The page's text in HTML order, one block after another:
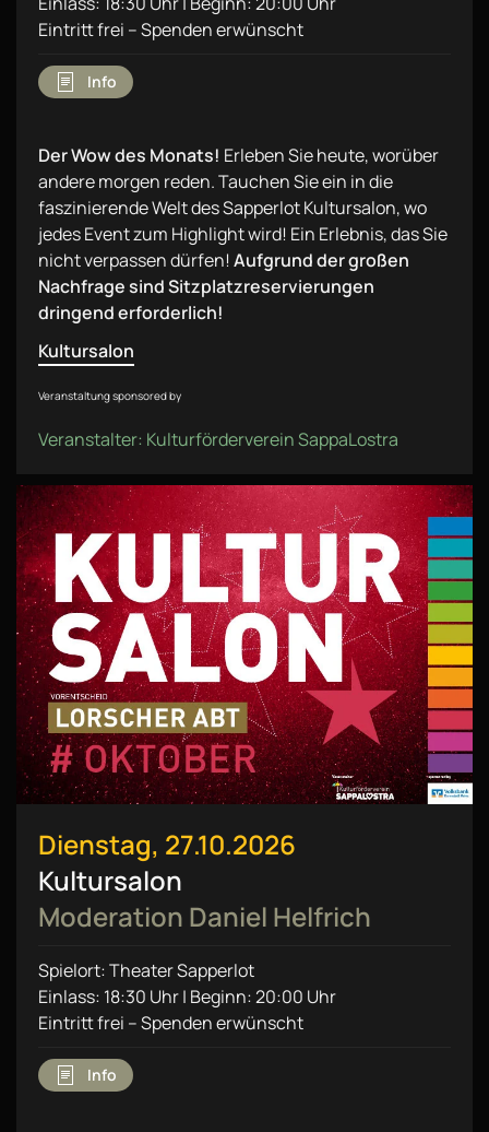
Eintritt frei – Spenden erwünscht
Info
Der Wow des Monats! Erleben Sie heute, worüber
andere morgen reden. Tauchen Sie ein in die
faszinierende Welt des Sapperlot Kultursalon, wo
jedes Event zum Highlight wird! Ein Erlebnis, das Sie
nicht verpassen dürfen! Aufgrund der großen
Nachfrage sind Sitzplatzreservierungen
dringend erforderlich!
Kultursalon
Veranstaltung sponsored by
Veranstalter: Kulturförderverein SappaLostra
Dienstag, 27.10.2026
Kultursalon
Moderation Daniel Helfrich
Spielort: Theater Sapperlot
Einlass: 18:30 Uhr | Beginn: 20:00 Uhr
Eintritt frei – Spenden erwünscht
Info